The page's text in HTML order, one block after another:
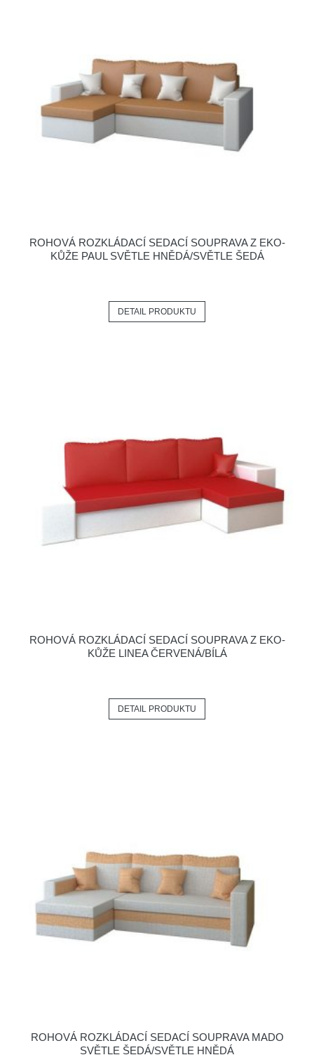
ROHOVÁ ROZKLÁDACÍ SEDACÍ SOUPRAVA Z EKO-
KŮŽE PAUL SVĚTLE HNĚDÁ/SVĚTLE ŠEDÁ
DETAIL PRODUKTU
ROHOVÁ ROZKLÁDACÍ SEDACÍ SOUPRAVA Z EKO-
KŮŽE LINEA ČERVENÁ/BÍLÁ
DETAIL PRODUKTU
ROHOVÁ ROZKLÁDACÍ SEDACÍ SOUPRAVA MADO
SVĚTLE ŠEDÁ/SVĚTLE HNĚDÁ